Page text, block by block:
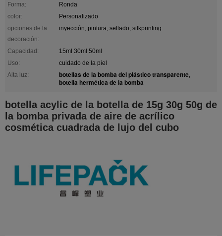
Forma:
Ronda
color:
Personalizado
opciones de la
decoración:
inyección, pintura, sellado, silkprinting
Capacidad:
15ml 30ml 50ml
Uso:
cuidado de la piel
Alta luz:
botellas de la bomba del plástico transparente,
botella hermética de la bomba
botella acylic de la botella de 15g 30g 50g de
la bomba privada de aire de acrílico
cosmética cuadrada de lujo del cubo